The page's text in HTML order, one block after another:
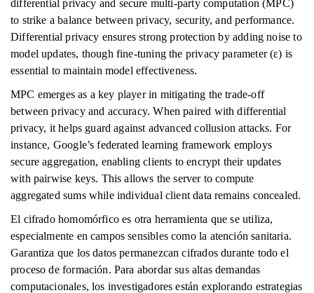
differential privacy and secure multi-party computation (MPC)
to strike a balance between privacy, security, and performance.
Differential privacy ensures strong protection by adding noise to
model updates, though fine-tuning the privacy parameter (ε) is
essential to maintain model effectiveness.
MPC emerges as a key player in mitigating the trade-off
between privacy and accuracy. When paired with differential
privacy, it helps guard against advanced collusion attacks. For
instance, Google’s federated learning framework employs
secure aggregation, enabling clients to encrypt their updates
with pairwise keys. This allows the server to compute
aggregated sums while individual client data remains concealed.
El cifrado homomórfico es otra herramienta que se utiliza,
especialmente en campos sensibles como la atención sanitaria.
Garantiza que los datos permanezcan cifrados durante todo el
proceso de formación. Para abordar sus altas demandas
computacionales, los investigadores están explorando estrategias